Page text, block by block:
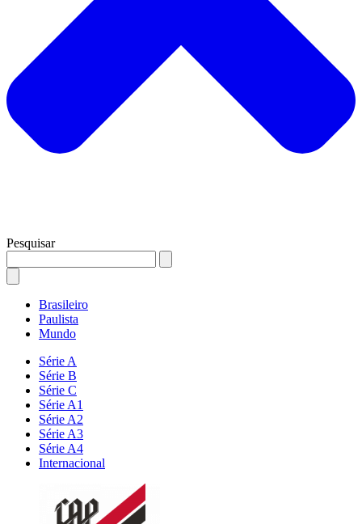
Pesquisar
Brasileiro
Paulista
Mundo
Série A
Série B
Série C
Série A1
Série A2
Série A3
Série A4
Internacional